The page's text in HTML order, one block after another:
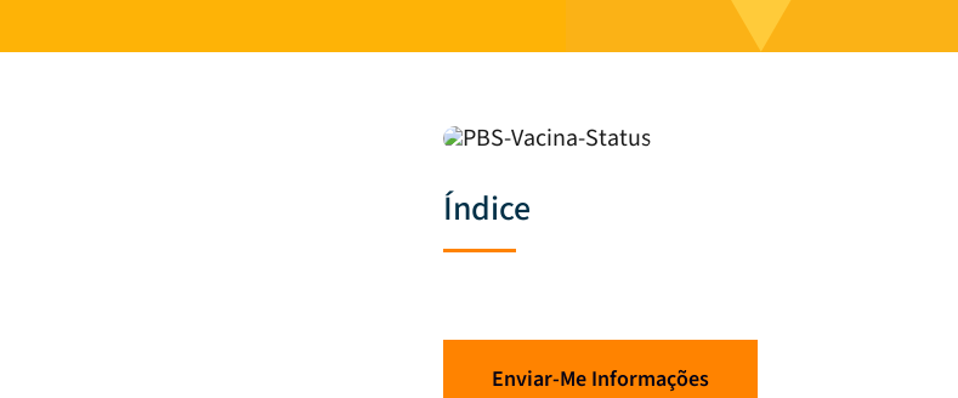
Índice
Enviar-Me Informações